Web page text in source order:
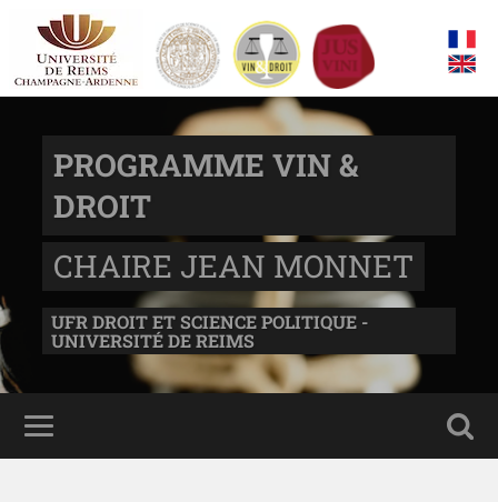
PROGRAMME VIN &
DROIT
CHAIRE JEAN MONNET
UFR DROIT ET SCIENCE POLITIQUE -
UNIVERSITÉ DE REIMS